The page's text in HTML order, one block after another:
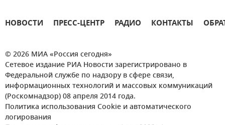
НОВОСТИ ПРЕСС-ЦЕНТР РАДИО КОНТАКТЫ
© 2026 МИА «Россия сегодня»
Сетевое издание РИА Новости зарегистрировано в
Федеральной службе по надзору в сфере связи,
информационных технологий и массовых коммуникаций
(Роскомнадзор) 08 апреля 2014 года.
Политика использования Cookie и автоматического
логирования